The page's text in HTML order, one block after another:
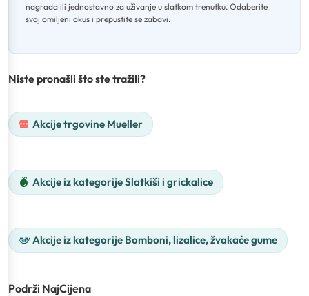
nagrada ili jednostavno za uživanje u slatkom trenutku. Odaberite
svoj omiljeni okus i prepustite se zabavi.
Niste pronašli što ste tražili?
Akcije trgovine Mueller
Akcije iz kategorije Slatkiši i grickalice
Akcije iz kategorije Bomboni, lizalice, žvakaće gume
Podrži NajCijena